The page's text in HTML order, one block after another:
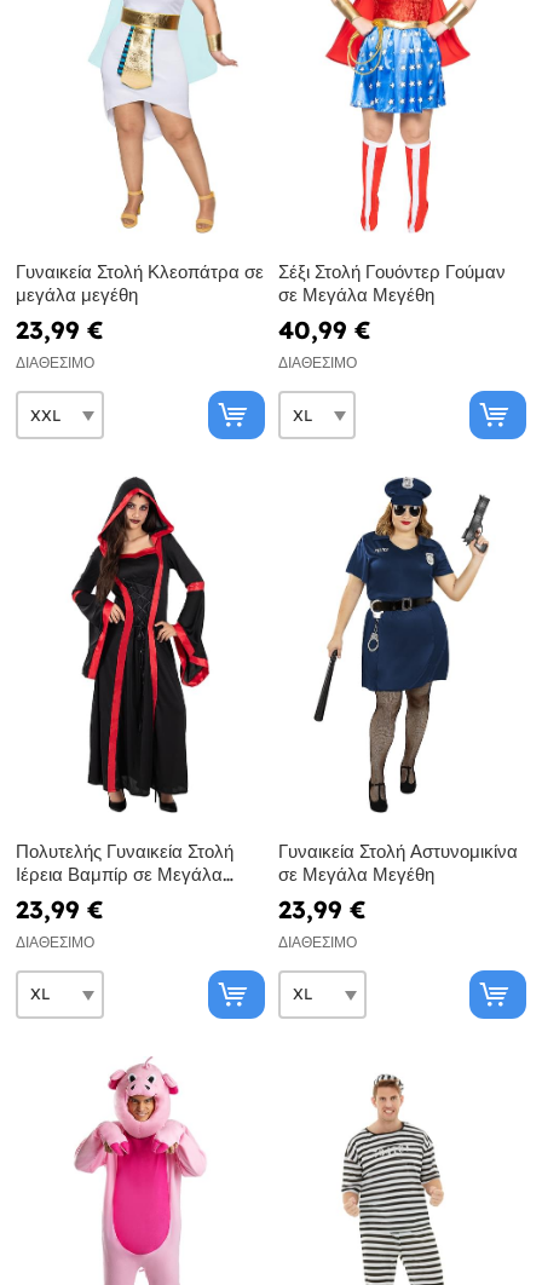
Γυναικεία Στολή Κλεοπάτρα σε
μεγάλα μεγέθη
23,99 €
ΔΙΑΘΈΣΙΜΟ
Σέξι Στολή Γουόντερ Γούμαν
σε Μεγάλα Μεγέθη
40,99 €
ΔΙΑΘΈΣΙΜΟ
Πολυτελής Γυναικεία Στολή
Ιέρεια Βαμπίρ σε Μεγάλα
Μεγέθη
23,99 €
ΔΙΑΘΈΣΙΜΟ
Γυναικεία Στολή Αστυνομικίνα
σε Μεγάλα Μεγέθη
23,99 €
ΔΙΑΘΈΣΙΜΟ